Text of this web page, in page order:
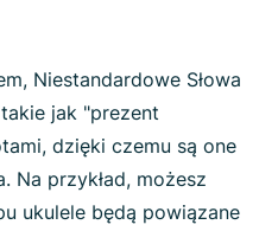
Niestandardowe Słowa
jak "prezent
dzięki czemu są one
Na przykład, możesz
ukulele będą powiązane